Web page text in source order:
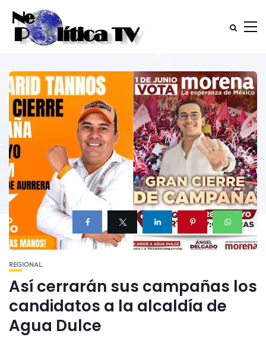
REGIONAL
Así cerrarán sus campañas los
candidatos a la alcaldía de
Agua Dulce